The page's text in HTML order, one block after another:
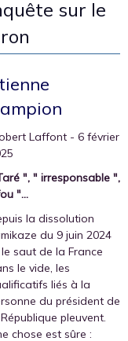
sur le
Laffont - 6 février
", " irresponsable ",
"...
la dissolution
du 9 juin 2024
saut de la France
le vide, les
liés à la
du président de
pleuvent.
chose est sûre :